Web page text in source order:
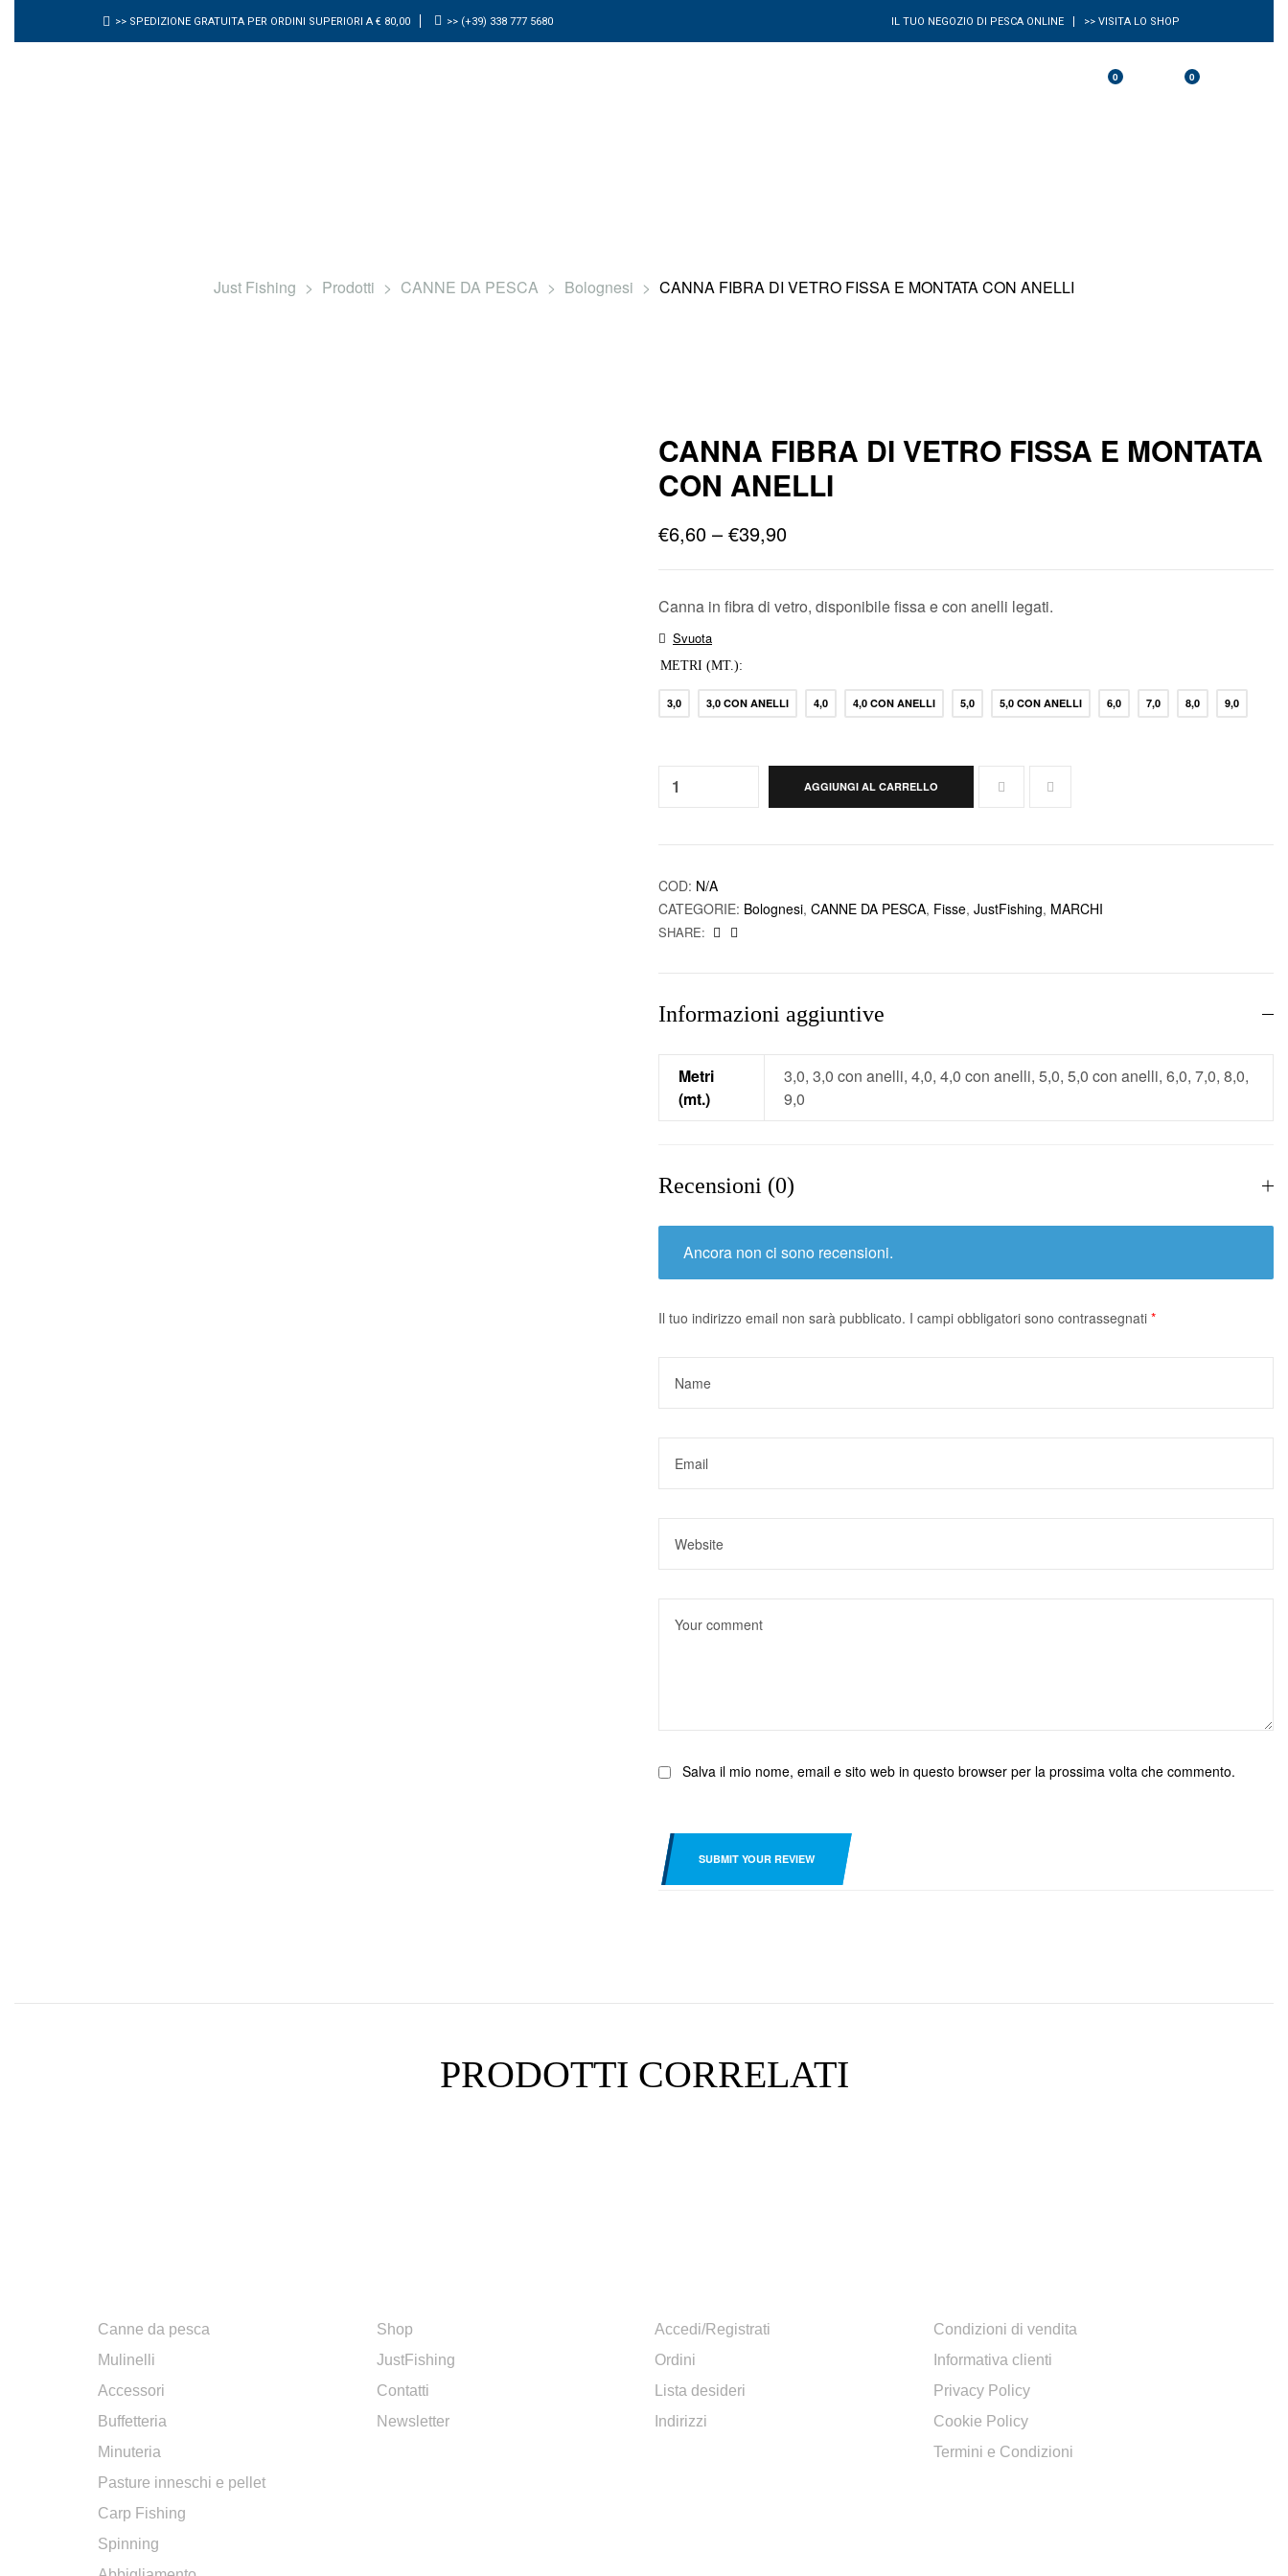
>> SPEDIZIONE GRATUITA PER ORDINI SUPERIORI A € 80,00 >> (+39) 338 777 5680 IL TUO NEGOZIO DI PESCA ONLINE >> VISITA LO SHOP
0 0
Just Fishing > Prodotti > CANNE DA PESCA > Bolognesi > CANNA FIBRA DI VETRO FISSA E MONTATA CON ANELLI
CANNA FIBRA DI VETRO FISSA E MONTATA
CON ANELLI
€6,60 – €39,90
Canna in fibra di vetro, disponibile fissa e con anelli legati.
METRI (MT.)
3,0 3,0 CON ANELLI 4,0 4,0 CON ANELLI 5,0 5,0 CON ANELLI 6,0 7,0 8,0 9,0
Svuota
AGGIUNGI AL CARRELLO
COD: N/A
CATEGORIE: Bolognesi, CANNE DA PESCA, Fisse, JustFishing, MARCHI
SHARE:
Informazioni aggiuntive
Metri
(mt.)
3,0, 3,0 con anelli, 4,0, 4,0 con anelli, 5,0, 5,0 con anelli, 6,0, 7,0, 8,0,
9,0
Recensioni (0)
Ancora non ci sono recensioni.
Il tuo indirizzo email non sarà pubblicato. I campi obbligatori sono contrassegnati *
Salva il mio nome, email e sito web in questo browser per la prossima volta che commento.
SUBMIT YOUR REVIEW
PRODOTTI CORRELATI
Canne da pesca
Mulinelli
Accessori
Buffetteria
Minuteria
Pasture inneschi e pellet
Carp Fishing
Spinning
Shop
JustFishing
Contatti
Newsletter
Accedi/Registrati
Ordini
Lista desideri
Indirizzi
Condizioni di vendita
Informativa clienti
Privacy Policy
Cookie Policy
Termini e Condizioni